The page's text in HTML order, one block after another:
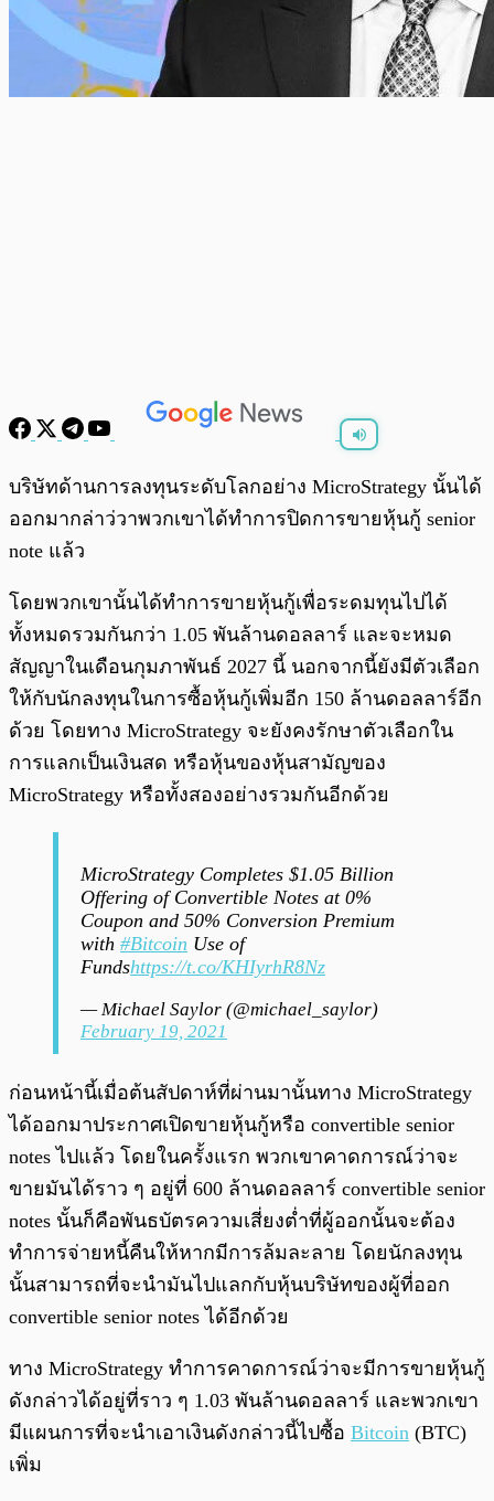
พร้อมเล่น 0:00
บริษัทด้านการลงทุนระดับโลกอย่าง MicroStrategy นั้นได้
ออกมากล่าว่วาพวกเขาได้ทำการปิดการขายหุ้นกู้ senior
note แล้ว
โดยพวกเขานั้นได้ทำการขายหุ้นกู้เพื่อระดมทุนไปได้
ทั้งหมดรวมกันกว่า 1.05 พันล้านดอลลาร์ และจะหมด
สัญญาในเดือนกุมภาพันธ์ 2027 นี้ นอกจากนี้ยังมีตัวเลือก
ให้กับนักลงทุนในการซื้อหุ้นกู้เพิ่มอีก 150 ล้านดอลลาร์อีก
ด้วย โดยทาง MicroStrategy จะยังคงรักษาตัวเลือกใน
การแลกเป็นเงินสด หรือหุ้นของหุ้นสามัญของ
MicroStrategy หรือทั้งสองอย่างรวมกันอีกด้วย
MicroStrategy Completes $1.05 Billion
Offering of Convertible Notes at 0%
Coupon and 50% Conversion Premium
with #Bitcoin Use of
Fundshttps://t.co/KHIyrhR8Nz
— Michael Saylor (@michael_saylor)
February 19, 2021
ก่อนหน้านี้เมื่อต้นสัปดาห์ที่ผ่านมานั้นทาง MicroStrategy
ได้ออกมาประกาศเปิดขายหุ้นกู้หรือ convertible senior
notes ไปแล้ว โดยในครั้งแรก พวกเขาคาดการณ์ว่าจะ
ขายมันได้ราว ๆ อยู่ที่ 600 ล้านดอลลาร์ convertible senior
notes นั้นก็คือพันธบัตรความเสี่ยงต่ำที่ผู้ออกนั้นจะต้อง
ทำการจ่ายหนี้คืนให้หากมีการล้มละลาย โดยนักลงทุน
นั้นสามารถที่จะนำมันไปแลกกับหุ้นบริษัทของผู้ที่ออก
convertible senior notes ได้อีกด้วย
ทาง MicroStrategy ทำการคาดการณ์ว่าจะมีการขายหุ้นกู้
ดังกล่าวได้อยู่ที่ราว ๆ 1.03 พันล้านดอลลาร์ และพวกเขา
มีแผนการที่จะนำเอาเงินดังกล่าวนี้ไปซื้อ Bitcoin (BTC)
เพิ่ม